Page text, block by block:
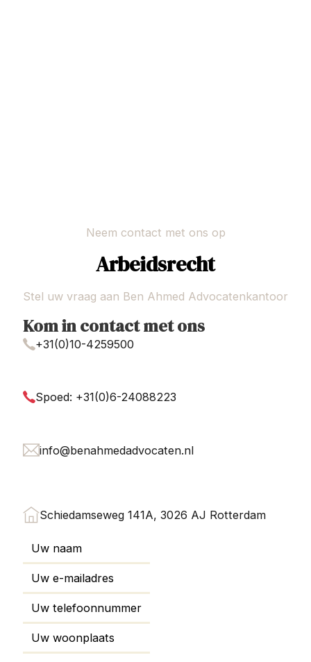
Neem contact met ons op
Arbeidsrecht
Stel uw vraag aan Ben Ahmed Advocatenkantoor
Kom in contact met ons
+31(0)10-4259500
Spoed: +31(0)6-24088223
info@benahmedadvocaten.nl
Schiedamseweg 141A, 3026 AJ Rotterdam